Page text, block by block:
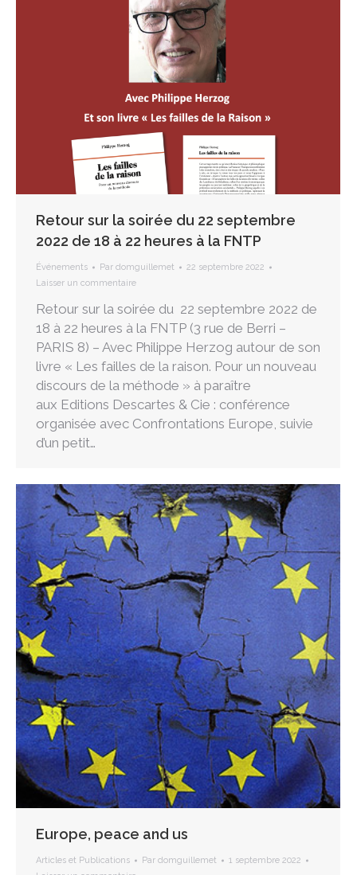
Retour sur la soirée du 22 septembre
2022 de 18 à 22 heures à la FNTP
Événements Par domguillemet
22 septembre 2022
Laisser un commentaire
Retour sur la soirée du 22 septembre 2022 de
18 à 22 heures à la FNTP (3 rue de Berri –
PARIS 8) – Avec Philippe Herzog autour de son
livre « Les failles de la raison. Pour un nouveau
discours de la méthode » à paraître
aux Editions Descartes & Cie : conférence
organisée avec Confrontations Europe, suivie
d’un petit…
Europe, peace and us
Articles et Publications Par domguillemet
1 septembre 2022